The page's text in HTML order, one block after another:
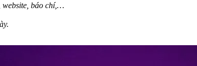
website, báo chí,…